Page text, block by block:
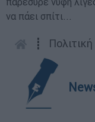
να πάει σπίτι...
┋ Πολιτική